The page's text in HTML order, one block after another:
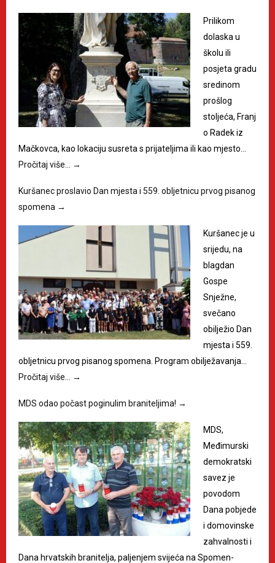
Prilikom
dolaska u
školu ili
posjeta gradu
sredinom
prošlog
stoljeća, Franj
o Radek iz
Mačkovca, kao lokaciju susreta s prijateljima ili kao mjesto…
Pročitaj više…
→
Kuršanec proslavio Dan mjesta i 559. obljetnicu prvog pisanog
spomena →
Kuršanec je u
srijedu, na
blagdan
Gospe
Snježne,
svečano
obilježio Dan
mjesta i 559.
obljetnicu prvog pisanog spomena. Program obilježavanja…
Pročitaj više…
→
MDS odao počast poginulim braniteljima! →
MDS,
Međimurski
demokratski
savez je
povodom
Dana pobjede
i domovinske
zahvalnosti i
Dana hrvatskih branitelja, paljenjem svijeća na Spomen-